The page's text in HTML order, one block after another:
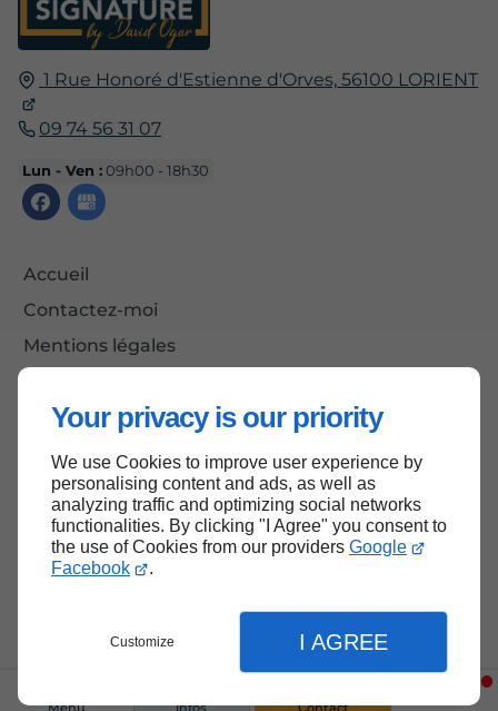
Your privacy is our priority
We use Cookies to improve user experience by
personalising content and ads, as well as
analyzing traffic and optimizing social networks
functionalities. By clicking "I Agree" you consent to
the use of Cookies from our providers Google
Facebook
.
Customize I AGREE
Menu Infos Contact
1 Rue Honoré d'Estienne d'Orves, 56100 LORIENT
09 74 56 31 07
Lun - Ven :09h00 - 18h30
Accueil
Contactez-moi
Mentions légales
Haut de page